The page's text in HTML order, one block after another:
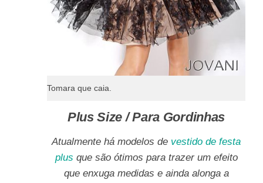
Tomara que caia.
Plus Size / Para Gordinhas
Atualmente há modelos de vestido de festa
plus que são ótimos para trazer um efeito
que enxuga medidas e ainda alonga a